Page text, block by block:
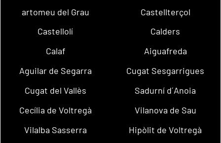
artomeu del Grau
Castellterçol
Castellolí
Calders
Calaf
Aiguafreda
Aguilar de Segarra
Cugat Sesgarrigues
Cugat del Vallès
Sadurní d´Anoia
Cecília de Voltregà
Vilanova de Sau
Vilalba Sasserra
Hipòlit de Voltregà